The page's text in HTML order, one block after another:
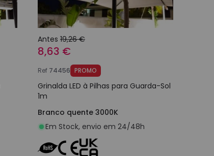
Antes 19,26 €
8,63 €
Ref 74456 PROMO
Grinalda LED à Pilhas para Guarda-Sol
1m
Branco quente 3000K
Em Stock, envio em 24/48h